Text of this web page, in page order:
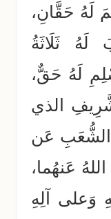
لَهُ حَقَّانِ،
لَهُ ثَلَاثَةُ
لَهُ حَقٌّ،
الذي
الشُّعَبِ عَن
عَنهُما،
وَعلى آلِهِ